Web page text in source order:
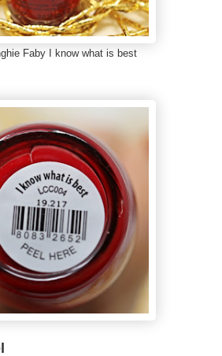
Faby I know what is best